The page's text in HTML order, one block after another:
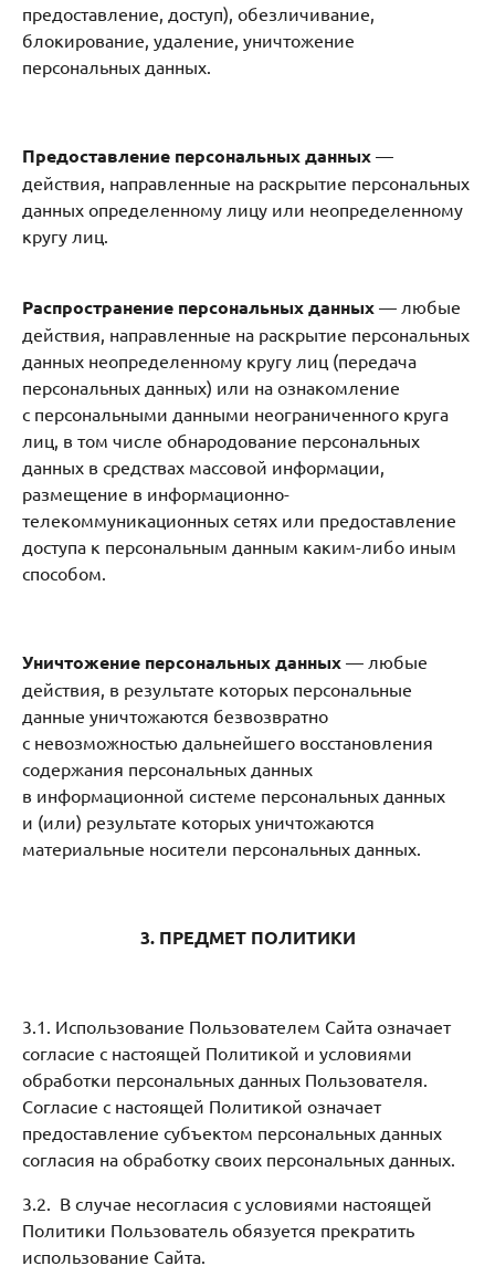
предоставление, доступ), обезличивание,
блокирование, удаление, уничтожение
персональных данных.
Предоставление персональных данных —
действия, направленные на раскрытие персональных
данных определенному лицу или неопределенному
кругу лиц.
Распространение персональных данных — любые
действия, направленные на раскрытие персональных
данных неопределенному кругу лиц (передача
персональных данных) или на ознакомление
с персональными данными неограниченного круга
лиц, в том числе обнародование персональных
данных в средствах массовой информации,
размещение в информационно-
телекоммуникационных сетях или предоставление
доступа к персональным данным каким-либо иным
способом.
Уничтожение персональных данных — любые
действия, в результате которых персональные
данные уничтожаются безвозвратно
с невозможностью дальнейшего восстановления
содержания персональных данных
в информационной системе персональных данных
и (или) результате которых уничтожаются
материальные носители персональных данных.
3. ПРЕДМЕТ ПОЛИТИКИ
3.1. Использование Пользователем Сайта означает
согласие с настоящей Политикой и условиями
обработки персональных данных Пользователя.
Согласие с настоящей Политикой означает
предоставление субъектом персональных данных
согласия на обработку своих персональных данных.
3.2. В случае несогласия с условиями настоящей
Политики Пользователь обязуется прекратить
использование Сайта.